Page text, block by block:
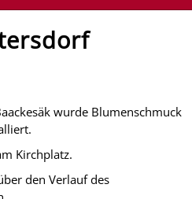
wurde Blumenschmuck
Kirchplatz.
den Verlauf des